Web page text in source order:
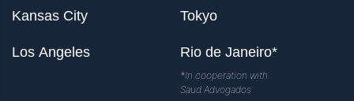
Kansas City
Los Angeles
Tokyo
Rio de Janeiro*
*In cooperation with
Saud Advogados